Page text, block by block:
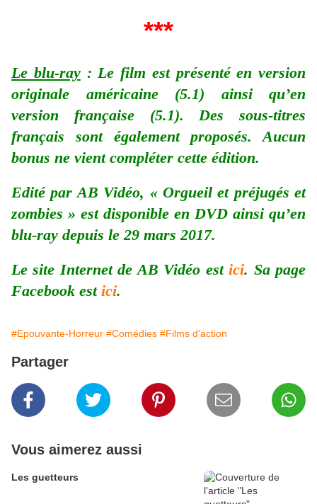
***
Le blu-ray: Le film est présenté en version
originale américaine (5.1) ainsi qu’en
version française (5.1). Des sous-titres
français sont également proposés. Aucun
bonus ne vient compléter cette édition.
Edité par AB Vidéo, « Orgueil et préjugés et
zombies » est disponible en DVD ainsi qu’en
blu-ray depuis le 29 mars 2017.
Le site Internet de AB Vidéo estici. Sa page
Facebook est ici.
#Epouvante-Horreur #Comédies #Films d'action
Partager
Vous aimerez aussi
Les guetteurs